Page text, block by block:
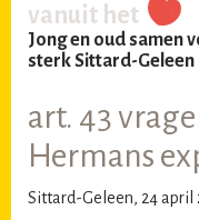
vanuit het
Jong en oud samen
sterk Sittard-Geleen
art. 43
Hermans
Sittard-Geleen, 24 april